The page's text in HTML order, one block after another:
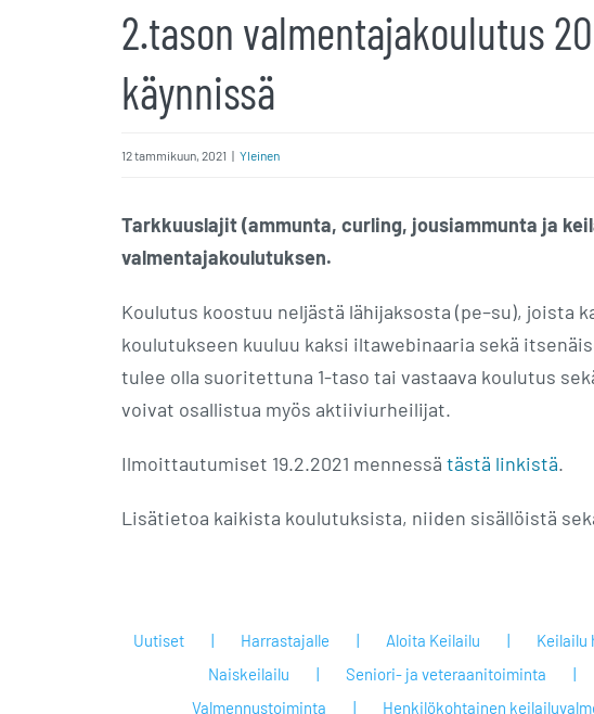
2.tason valmentajakoulutus
käynnissä
12 tammikuun, 2021 | Yleinen
Tarkkuuslajit (ammunta, curling, jousiammunta ja
valmentajakoulutuksen.
Koulutus koostuu neljästä lähijaksosta (pe–su), joista
koulutukseen kuuluu kaksi iltawebinaaria sekä
tulee olla suoritettuna 1-taso tai vastaava koulutus
voivat osallistua myös aktiiviurheilijat.
Ilmoittautumiset 19.2.2021 mennessä tästä linkistä.
Lisätietoa kaikista koulutuksista, niiden sisällöistä
Uutiset Harrastajalle Aloita Keilailu Keilailu
Naiskeilailu
Seniori- ja veteraanitoiminta
Valmennustoiminta
Henkilökohtainen